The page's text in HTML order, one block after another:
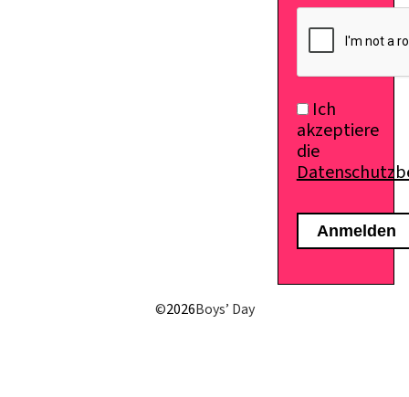
Ich
akzeptiere
die
©2026Boys’ Day